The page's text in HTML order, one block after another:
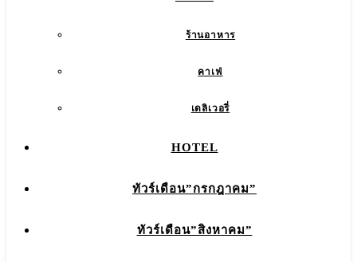
ร้านอาหาร
คาเฟ่
เดลิเวอรี่
HOTEL
ทัวร์เดือน”กรกฎาคม”
ทัวร์เดือน”สิงหาคม”